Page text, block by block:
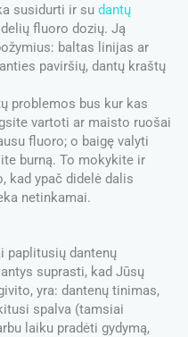
susidurti ir su dantų
fluoro dozių. Ją
baltas linijas ar
paviršių, dantų kraštų
problemos bus kur kas
vartoti ar maisto ruošai
fluoro; o baigę valyti
burną. To mokykite ir
kad ypač didelė dalis
netinkamai.
paplitusių dantenų
suprasti, kad Jūsų
yra: dantenų tinimas,
spalva (tamsiai
laiku pradėti gydymą,